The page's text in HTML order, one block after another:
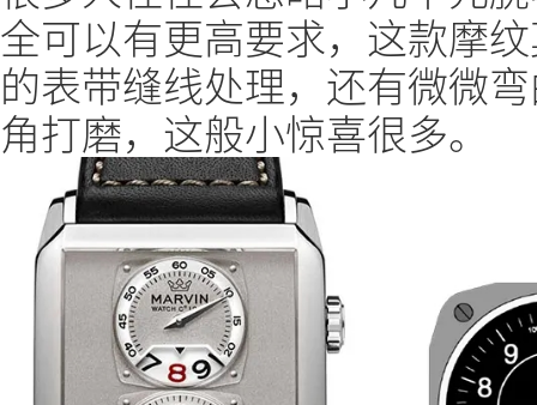
全可以有更高要求，这款摩
的表带缝线处理，还有微微
角打磨，这般小惊喜很多。